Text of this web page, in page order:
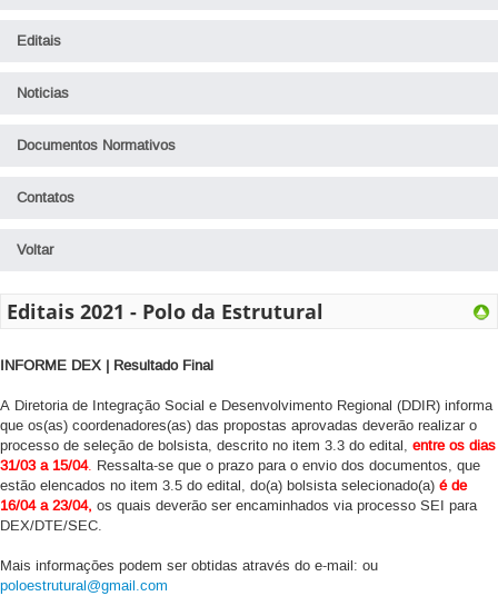
Editais
Noticias
Documentos Normativos
Contatos
Voltar
Editais 2021 - Polo da Estrutural
INFORME DEX | Resultado Final
A Diretoria de Integração Social e Desenvolvimento Regional (DDIR) informa
que os(as) coordenadores(as) das propostas aprovadas deverão realizar o
processo de seleção de bolsista, descrito no item 3.3 do edital, entre os dias
31/03 a 15/04. Ressalta-se que o prazo para o envio dos documentos, que
estão elencados no item 3.5 do edital, do(a) bolsista selecionado(a) é de
16/04 a 23/04, os quais deverão ser encaminhados via processo SEI para
DEX/DTE/SEC.
Mais informações podem ser obtidas através do e-mail: ou
poloestrutural@gmail.com